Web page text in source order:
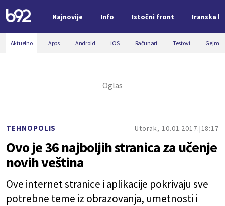
Najnovije Info Istočni front Iranska
Nova vest
Aktuelno Apps Android iOS Računari Testovi
TEHNOPOLIS Utorak, 10.01.2017. 18:17
Ovo je 36 najboljih stranica za učenje
novih veština
Ove internet stranice i aplikacije pokrivaju sve
potrebne teme iz obrazovanja, umetnosti i